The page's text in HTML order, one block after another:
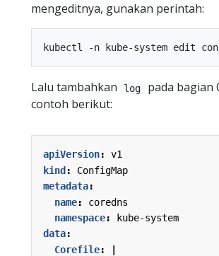
mengeditnya, gunakan perintah:
Lalu tambahkan log
pada bagian
contoh berikut:
apiVersion:
v1
kind :
ConfigMap
metadata:
name:
coredns
namespace:
kube-system
data:
Corefile: